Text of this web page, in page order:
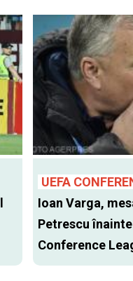
UEFA
Ioan Varga,
Petrescu
Conference